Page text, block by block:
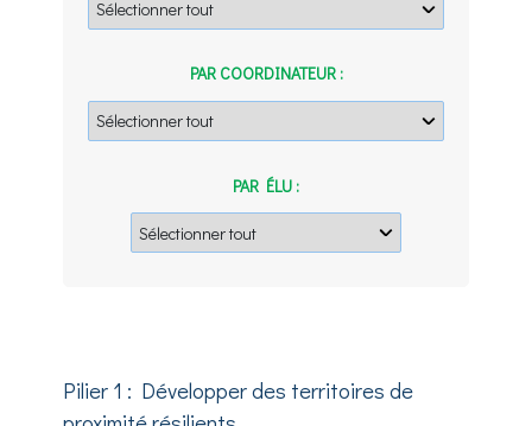
PAR COORDINATEUR :
PAR ÉLU :
Pilier 1 : Développer des territoires de